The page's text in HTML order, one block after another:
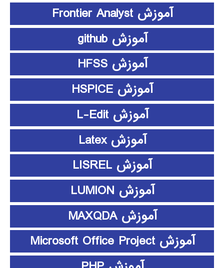
آموزش Frontier Analyst
آموزش github
آموزش HFSS
آموزش HSPICE
آموزش L-Edit
آموزش Latex
آموزش LISREL
آموزش LUMION
آموزش MAXQDA
آموزش Microsoft Office Project